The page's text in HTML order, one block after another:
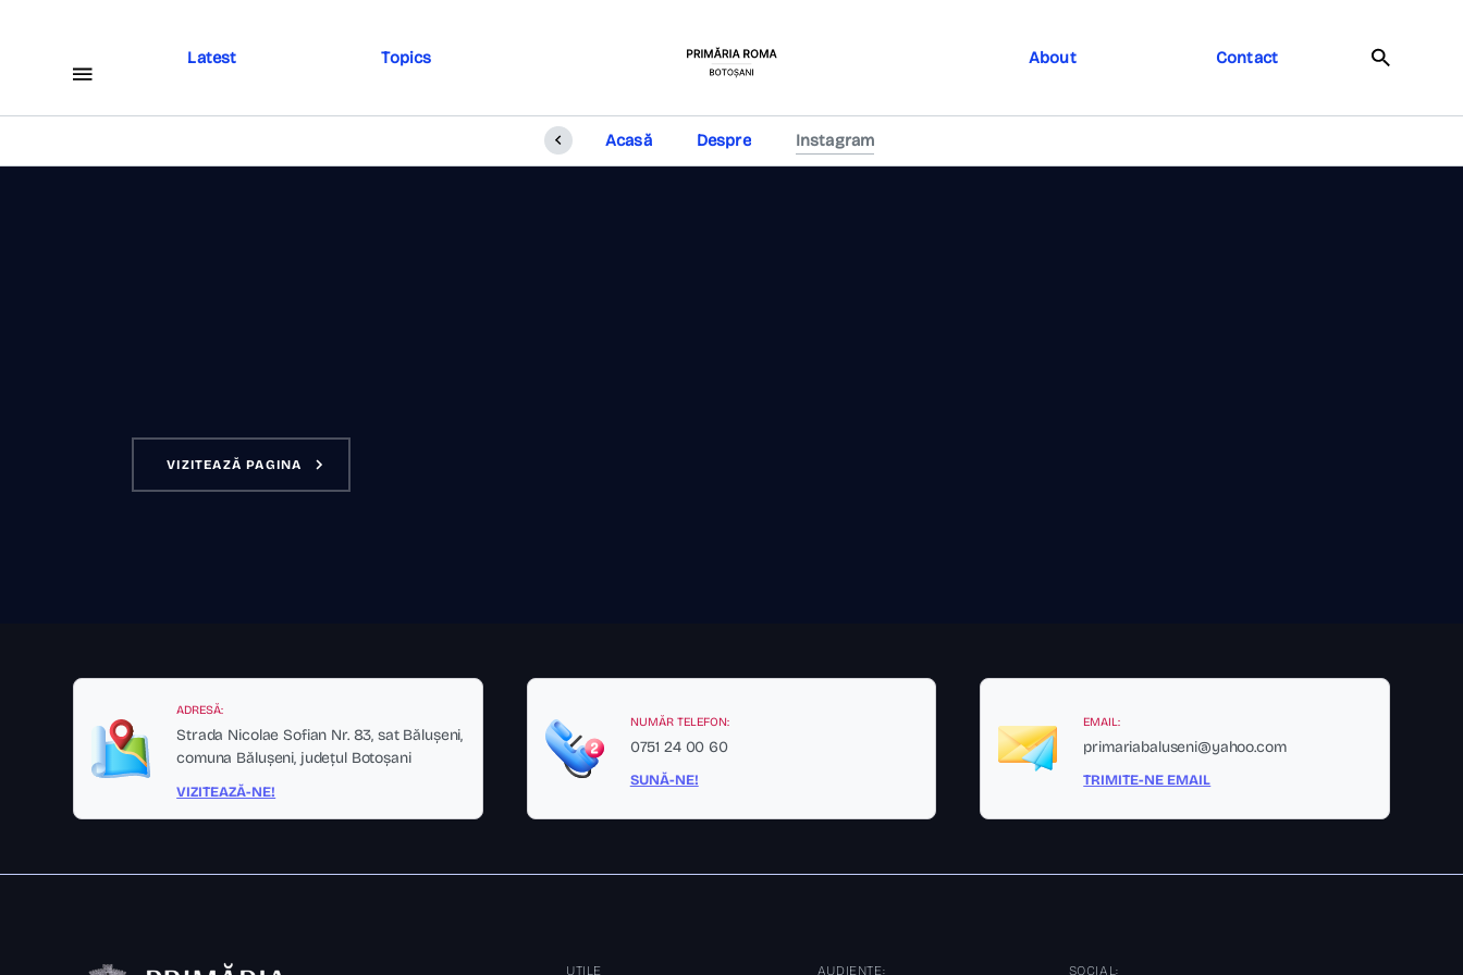
Latest Topics About Contact
Acasă Despre Instagram
Instagram
VIZITEAZĂ PAGINA
ADRESĂ:
Strada Nicolae Sofian Nr. 83, sat Bălușeni,
comuna Bălușeni, județul Botoșani
VIZITEAZĂ-NE!
NUMĂR TELEFON:
0751 24 00 60
SUNĂ-NE!
EMAIL:
primariabaluseni@yahoo.com
TRIMITE-NE EMAIL
UTILE AUDIENȚE: SOCIAL: